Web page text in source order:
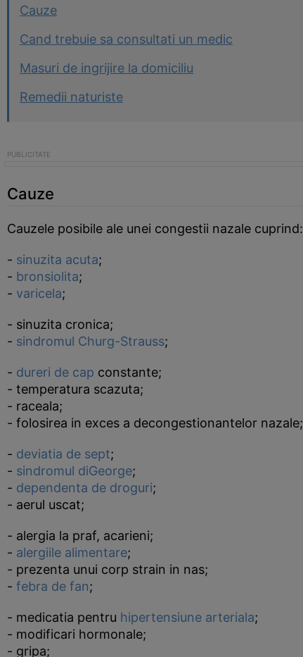
Cauze
Cand trebuie sa consultati un medic
Masuri de ingrijire la domiciliu
Remedii naturiste
Cauze
Cauzele posibile ale unei congestii nazale cuprind:
- sinuzita acuta;
- bronsiolita;
- varicela;
- sinuzita cronica;
- sindromul Churg-Strauss;
- dureri de cap constante;
- temperatura scazuta;
- raceala;
- folosirea in exces a decongestionantelor nazale;
- deviatia de sept;
- sindromul diGeorge;
- dependenta de droguri;
- aerul uscat;
- alergia la praf, acarieni;
- alergiile alimentare;
- prezenta unui corp strain in nas;
- febra de fan;
- medicatia pentru hipertensiune arteriala;
- modificari hormonale;
- gripa;